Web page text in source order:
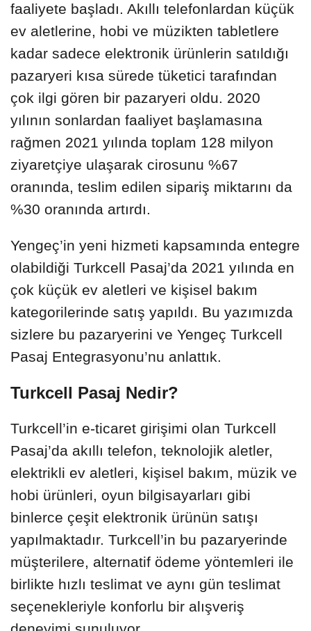
faaliyete başladı. Akıllı telefonlardan küçük
ev aletlerine, hobi ve müzikten tabletlere
kadar sadece elektronik ürünlerin satıldığı
pazaryeri kısa sürede tüketici tarafından
çok ilgi gören bir pazaryeri oldu. 2020
yılının sonlardan faaliyet başlamasına
rağmen 2021 yılında toplam 128 milyon
ziyaretçiye ulaşarak cirosunu %67
oranında, teslim edilen sipariş miktarını da
%30 oranında artırdı.
Yengeç’in yeni hizmeti kapsamında entegre
olabildiği Turkcell Pasaj’da 2021 yılında en
çok küçük ev aletleri ve kişisel bakım
kategorilerinde satış yapıldı. Bu yazımızda
sizlere bu pazaryerini ve Yengeç Turkcell
Pasaj Entegrasyonu’nu anlattık.
Turkcell Pasaj Nedir?
Turkcell’in e-ticaret girişimi olan Turkcell
Pasaj’da akıllı telefon, teknolojik aletler,
elektrikli ev aletleri, kişisel bakım, müzik ve
hobi ürünleri, oyun bilgisayarları gibi
binlerce çeşit elektronik ürünün satışı
yapılmaktadır. Turkcell’in bu pazaryerinde
müşterilere, alternatif ödeme yöntemleri ile
birlikte hızlı teslimat ve aynı gün teslimat
seçenekleriyle konforlu bir alışveriş